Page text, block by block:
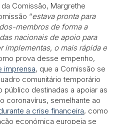
Comissão, Margrethe
“estava pronta para
membros de forma a
nacionais de apoio para
implementas, o mais rápida e
prova desse empenho,
imprensa, que a Comissão se
comunitário temporário
público destinadas a apoiar as
coronavírus, semelhante ao
a crise financeira, como
económica europeia se